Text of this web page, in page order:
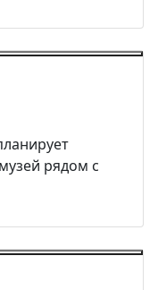
рядом с